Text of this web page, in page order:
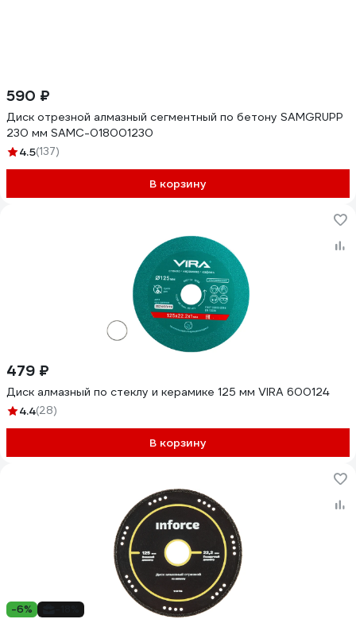
590 ₽
Диск отрезной алмазный сегментный по бетону SAMGRUPP
230 мм SAMC-018001230
4.5(137)
В корзину
479 ₽
Диск алмазный по стеклу и керамике 125 мм VIRA 600124
4.4(28)
В корзину
-6%